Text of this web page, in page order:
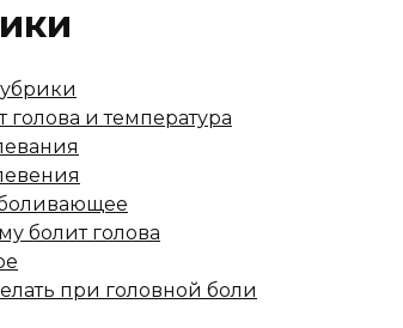
голова и температура
болит голова
при головной боли